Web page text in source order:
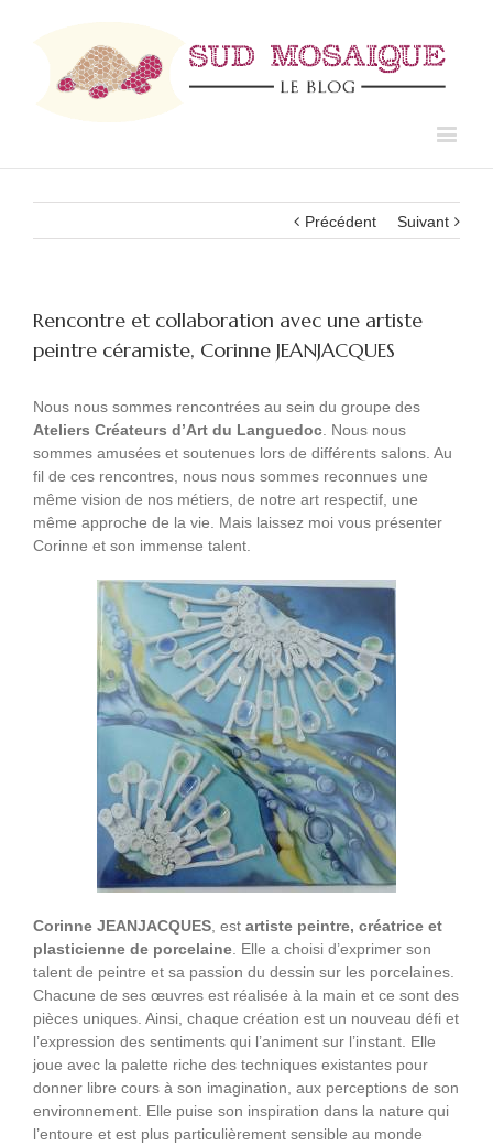
Précédent Suivant
Rencontre et collaboration avec une artiste
peintre céramiste, Corinne JEANJACQUES
Nous nous sommes rencontrées au sein du groupe des
Ateliers Créateurs d’Art du Languedoc . Nous nous
sommes amusées et soutenues lors de différents salons. Au
fil de ces rencontres, nous nous sommes reconnues une
même vision de nos métiers, de notre art respectif, une
même approche de la vie. Mais laissez moi vous présenter
Corinne et son immense talent.
Corinne JEANJACQUES , est artiste peintre, créatrice et
plasticienne de porcelaine . Elle a choisi d’exprimer son
talent de peintre et sa passion du dessin sur les porcelaines.
Chacune de ses œuvres est réalisée à la main et ce sont des
pièces uniques. Ainsi, chaque création est un nouveau défi et
l’expression des sentiments qui l’animent sur l’instant. Elle
joue avec la palette riche des techniques existantes pour
donner libre cours à son imagination, aux perceptions de son
environnement. Elle puise son inspiration dans la nature qui
l’entoure et est plus particulièrement sensible au monde